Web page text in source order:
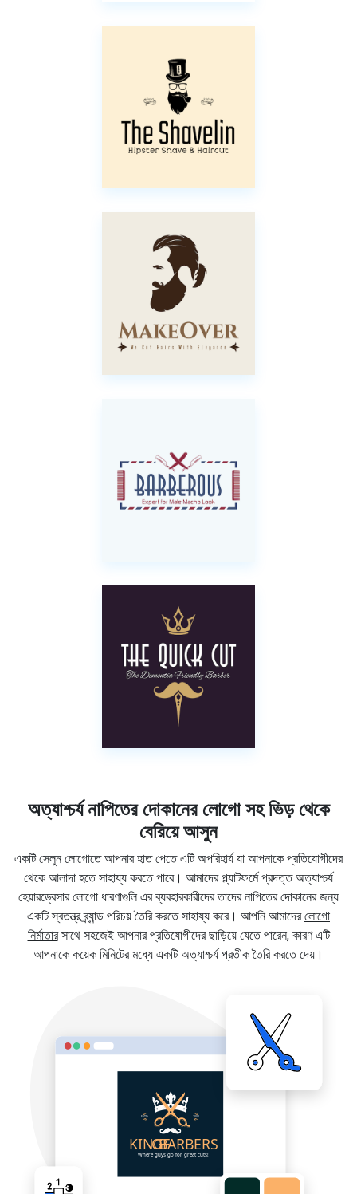
অত্যাশ্চর্য নাপিতের দোকানের লোগো সহ ভিড় থেকে
বেরিয়ে আসুন
একটি সেলুন লোগোতে আপনার হাত পেতে এটি অপরিহার্য যা আপনাকে প্রতিযোগীদের
থেকে আলাদা হতে সাহায্য করতে পারে। আমাদের প্ল্যাটফর্মে প্রদত্ত অত্যাশ্চর্য
হেয়ারড্রেসার লোগো ধারণাগুলি এর ব্যবহারকারীদের তাদের নাপিতের দোকানের জন্য
একটি স্বতন্ত্র ব্র্যান্ড পরিচয় তৈরি করতে সাহায্য করে। আপনি আমাদেরলোগো
নির্মাতারসাথে সহজেই আপনার প্রতিযোগীদের ছাড়িয়ে যেতে পারেন, কারণ এটি
আপনাকে কয়েক মিনিটের মধ্যে একটি অত্যাশ্চর্য প্রতীক তৈরি করতে দেয়।